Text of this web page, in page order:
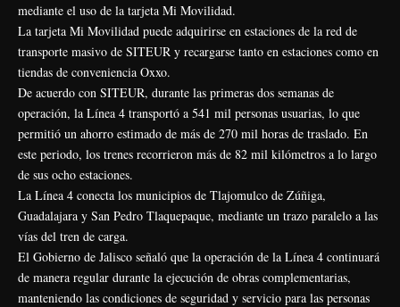
mediante el uso de la tarjeta Mi Movilidad.
La tarjeta Mi Movilidad puede adquirirse en estaciones de la red de
transporte masivo de SITEUR y recargarse tanto en estaciones como en
tiendas de conveniencia Oxxo.
De acuerdo con SITEUR, durante las primeras dos semanas de
operación, la Línea 4 transportó a 541 mil personas usuarias, lo que
permitió un ahorro estimado de más de 270 mil horas de traslado. En
este periodo, los trenes recorrieron más de 82 mil kilómetros a lo largo
de sus ocho estaciones.
La Línea 4 conecta los municipios de Tlajomulco de Zúñiga,
Guadalajara y San Pedro Tlaquepaque, mediante un trazo paralelo a las
vías del tren de carga.
El Gobierno de Jalisco señaló que la operación de la Línea 4 continuará
de manera regular durante la ejecución de obras complementarias,
manteniendo las condiciones de seguridad y servicio para las personas